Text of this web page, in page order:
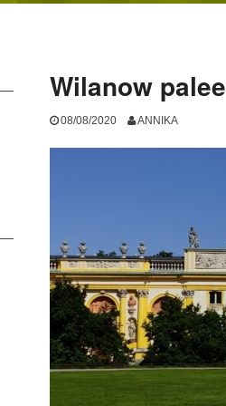
Wilanow palee
08/08/2020 ANNIKA